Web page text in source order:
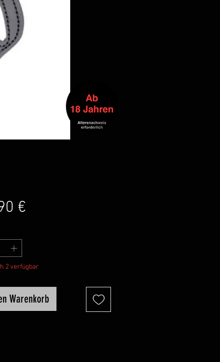
€Preis
2 verfügbar
Warenkorb